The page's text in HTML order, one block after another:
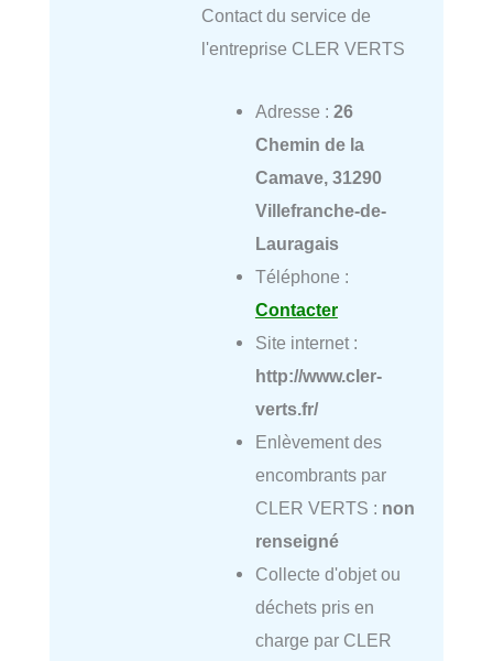
Contact du service de
l'entreprise CLER VERTS
Adresse : 26
Chemin de la
Camave, 31290
Villefranche-de-
Lauragais
Téléphone :
Contacter
Site internet :
http://www.cler-
verts.fr/
Enlèvement des
encombrants par
CLER VERTS : non
renseigné
Collecte d'objet ou
déchets pris en
charge par CLER